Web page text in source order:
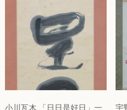
小川瓦木 「日日是好日」一
宇